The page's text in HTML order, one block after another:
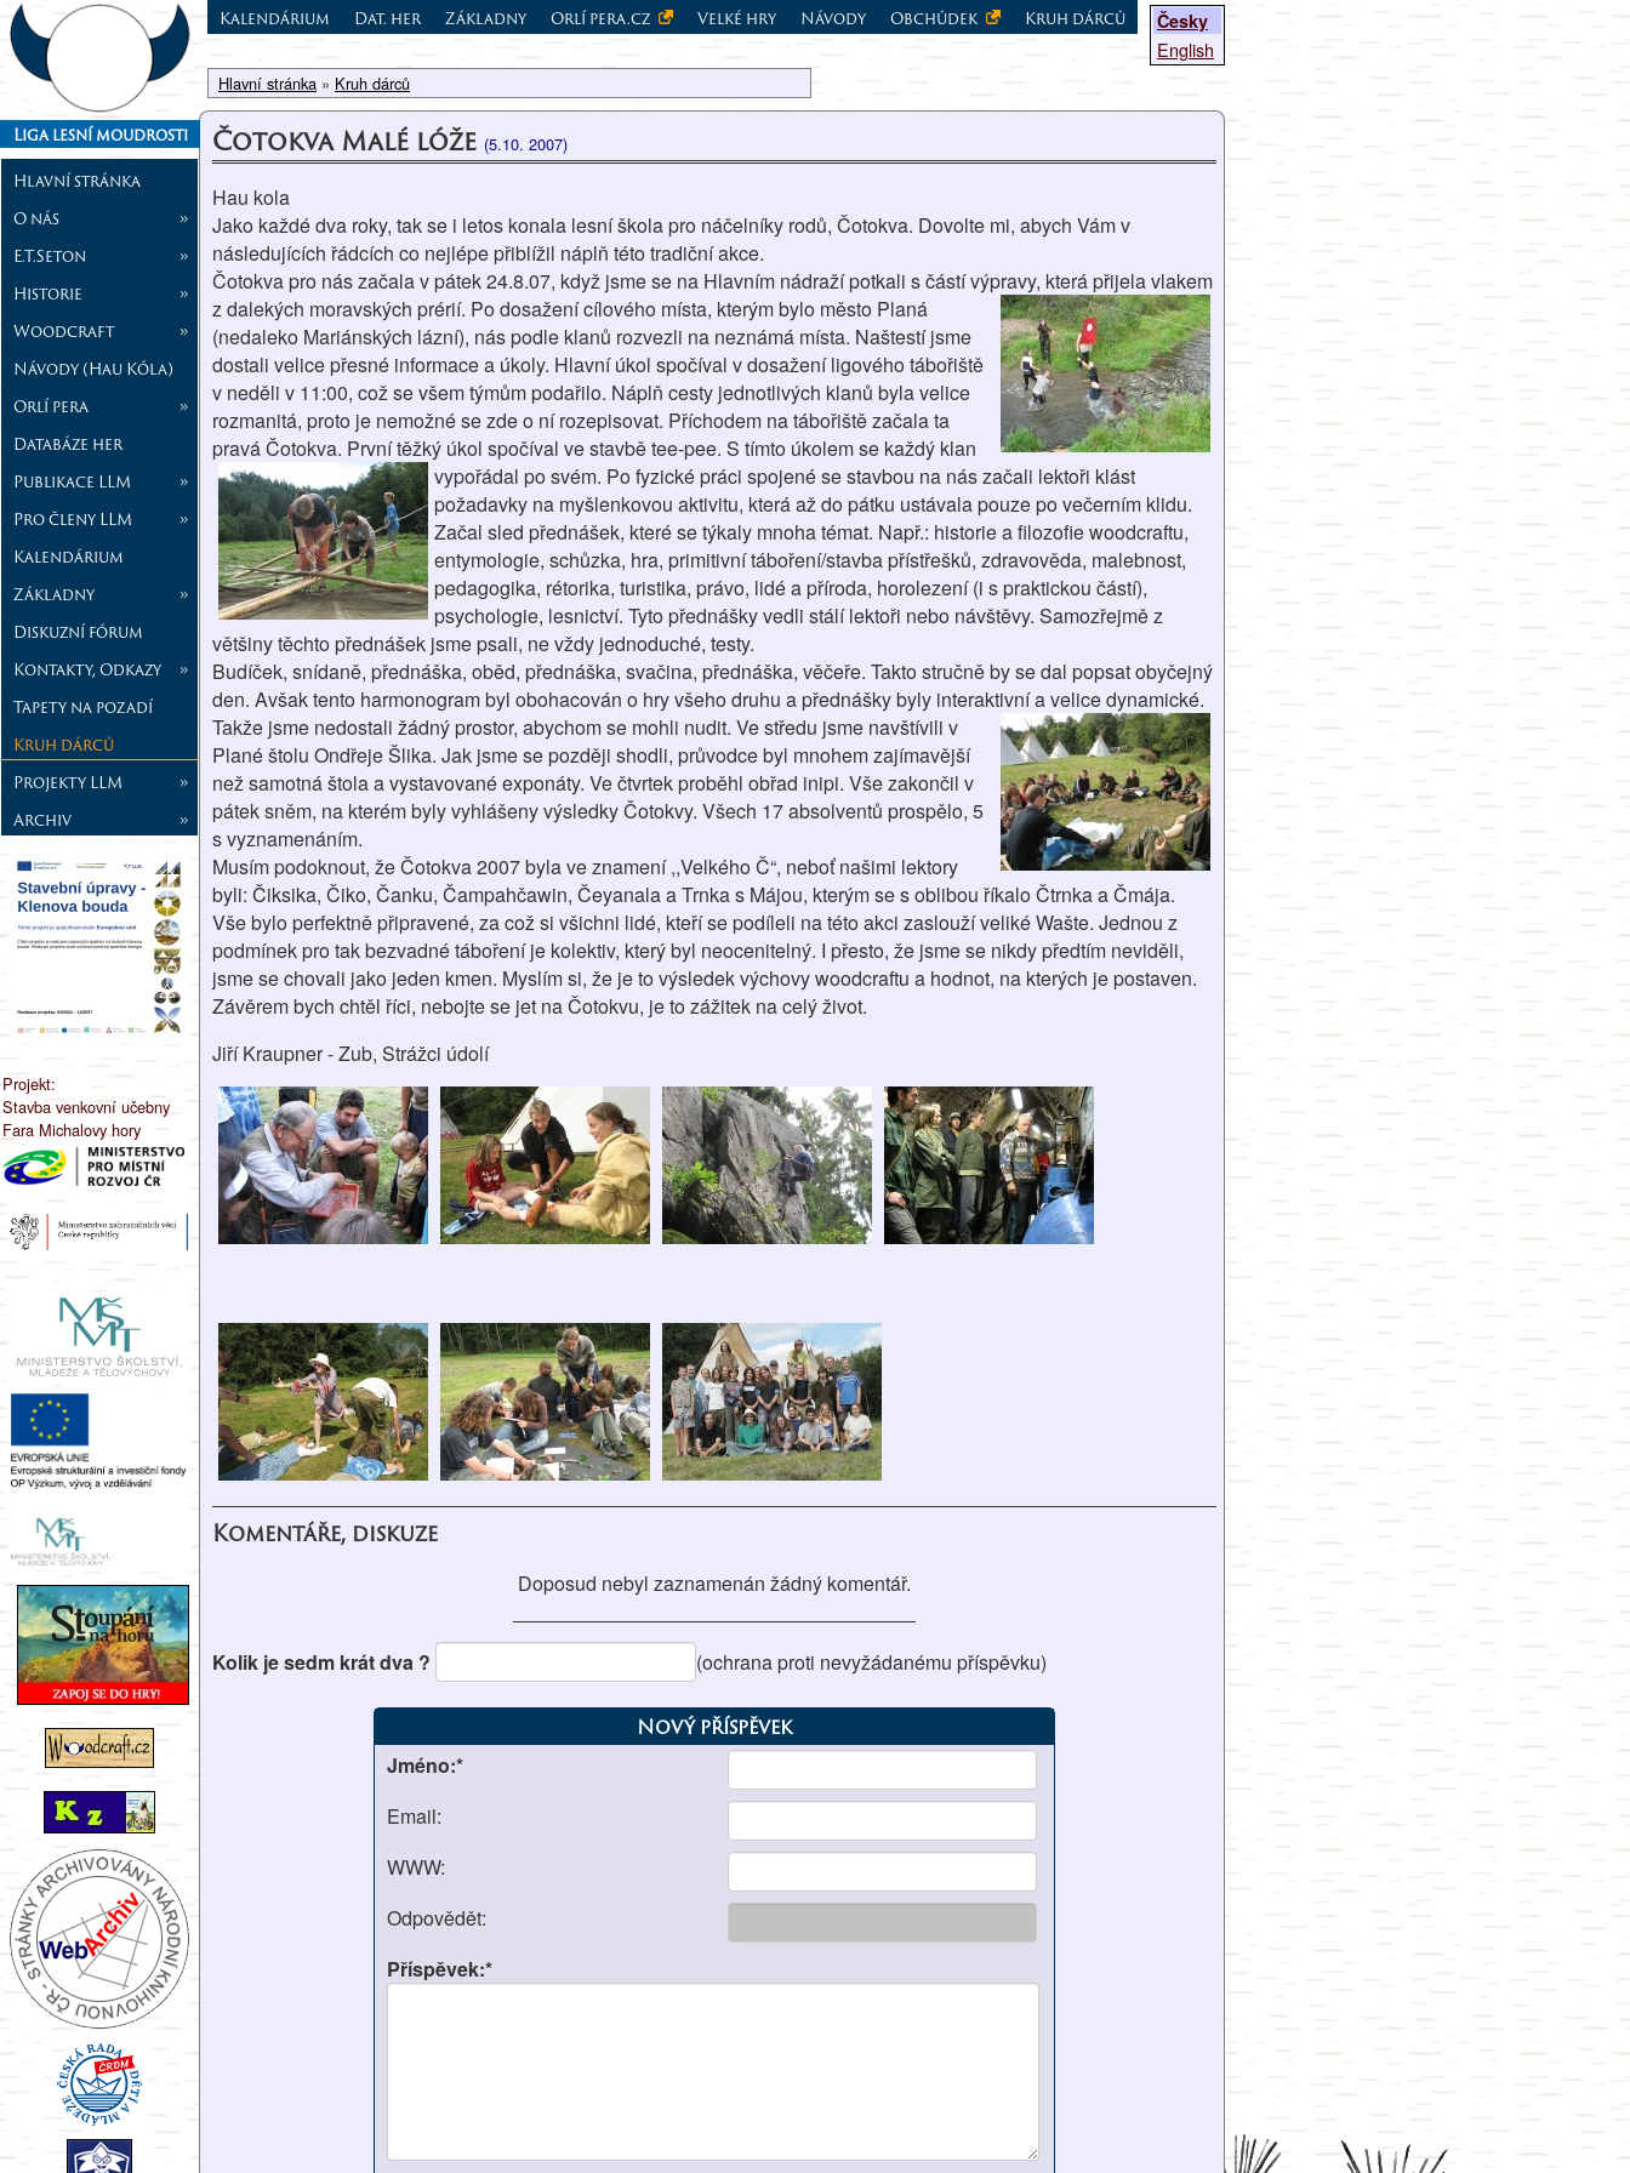
Liga lesní moudrosti
Hlavní stránka
O nás
»
E.T.Seton
»
Historie
»
Woodcraft
»
Návody (Hau Kóla)
Orlí pera
»
Databáze her
Publikace LLM
»
Pro členy LLM
»
Kalendárium
Základny
»
Diskuzní fórum
Kontakty, Odkazy
»
Tapety na pozadí
Kruh dárců
Projekty LLM
»
Archiv
»
Projekt:
Stavba venkovní učebny
Fara Michalovy hory
Česky
English
Kalendárium Dat. her Základny Orlí pera.cz Velké hry Návody Obchůdek Kruh dárců
Hlavní stránka » Kruh dárců
Čotokva Malé lóže (5.10. 2007)
Hau kola
Jako každé dva roky, tak se i letos konala lesní škola pro náčelníky rodů, Čotokva. Dovolte mi, abych Vám v
následujících řádcích co nejlépe přiblížil náplň této tradiční akce.
Čotokva pro nás začala v pátek 24.8.07, když jsme se na Hlavním nádraží potkali s částí výpravy, která přijela vlakem
z dalekých moravských prérií. Po dosažení cílového místa, kterým bylo město Planá
(nedaleko Mariánských lázní), nás podle klanů rozvezli na neznámá místa. Naštestí jsme
dostali velice přesné informace a úkoly. Hlavní úkol spočíval v dosažení ligového tábořiště
v neděli v 11:00, což se všem týmům podařilo. Náplň cesty jednotlivých klanů byla velice
rozmanitá, proto je nemožné se zde o ní rozepisovat. Příchodem na tábořiště začala ta
pravá Čotokva. První těžký úkol spočíval ve stavbě tee-pee. S tímto úkolem se každý klan
vypořádal po svém. Po fyzické práci spojené se stavbou na nás začali lektoři klást
požadavky na myšlenkovou aktivitu, která až do pátku ustávala pouze po večerním klidu.
Začal sled přednášek, které se týkaly mnoha témat. Např.: historie a filozofie woodcraftu,
entymologie, schůzka, hra, primitivní táboření/stavba přístřešků, zdravověda, malebnost,
pedagogika, rétorika, turistika, právo, lidé a příroda, horolezení (i s praktickou částí),
psychologie, lesnictví. Tyto přednášky vedli stálí lektoři nebo návštěvy. Samozřejmě z
většiny těchto přednášek jsme psali, ne vždy jednoduché, testy.
Budíček, snídaně, přednáška, oběd, přednáška, svačina, přednáška, věčeře. Takto stručně by se dal popsat obyčejný
den. Avšak tento harmonogram byl obohacován o hry všeho druhu a přednášky byly interaktivní a velice dynamické.
Takže jsme nedostali žádný prostor, abychom se mohli nudit. Ve středu jsme navštívili v
Plané štolu Ondřeje Šlika. Jak jsme se později shodli, průvodce byl mnohem zajímavější
než samotná štola a vystavované exponáty. Ve čtvrtek proběhl obřad inipi. Vše zakončil v
pátek sněm, na kterém byly vyhlášeny výsledky Čotokvy. Všech 17 absolventů prospělo, 5
s vyznamenáním.
Musím podoknout, že Čotokva 2007 byla ve znamení ,,Velkého Č“, neboť našimi lektory
byli: Čiksika, Čiko, Čanku, Čampahčawin, Čeyanala a Trnka s Májou, kterým se s oblibou říkalo Čtrnka a Čmája.
Vše bylo perfektně připravené, za což si všichni lidé, kteří se podíleli na této akci zaslouží veliké Wašte. Jednou z
podmínek pro tak bezvadné táboření je kolektiv, který byl neocenitelný. I přesto, že jsme se nikdy předtím neviděli,
jsme se chovali jako jeden kmen. Myslím si, že je to výsledek výchovy woodcraftu a hodnot, na kterých je postaven.
Závěrem bych chtěl říci, nebojte se jet na Čotokvu, je to zážitek na celý život.
Jiří Kraupner - Zub, Strážci údolí
Komentáře, diskuze
Doposud nebyl zaznamenán žádný komentář.
Kolik je sedm krát dva ? (ochrana proti nevyžádanému příspěvku)
Nový příspěvek
Jméno:*
Email:
WWW:
Odpovědět:
Příspěvek:*